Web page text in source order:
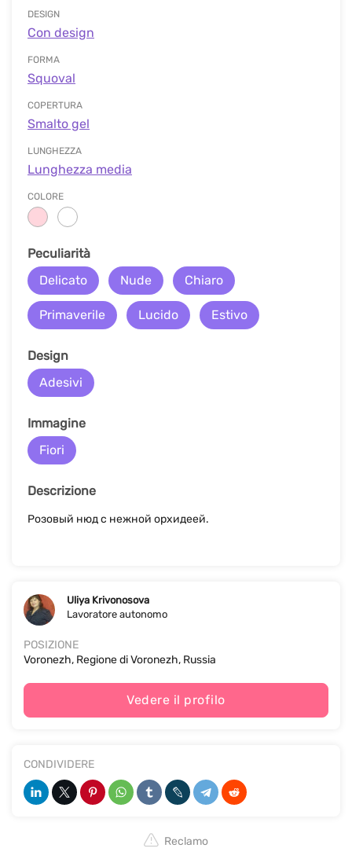
DESIGN
Con design
FORMA
Squoval
COPERTURA
Smalto gel
LUNGHEZZA
Lunghezza media
COLORE
Peculiarità
Delicato
Nude Chiaro
Primaverile Lucido Estivo
Design
Adesivi
Immagine
Fiori
Descrizione
Розовый нюд с нежной орхидеей.
Uliya Krivonosova
Lavoratore autonomo
POSIZIONE
Voronezh, Regione di Voronezh, Russia
Vedere il profilo
CONDIVIDERE
Reclamo